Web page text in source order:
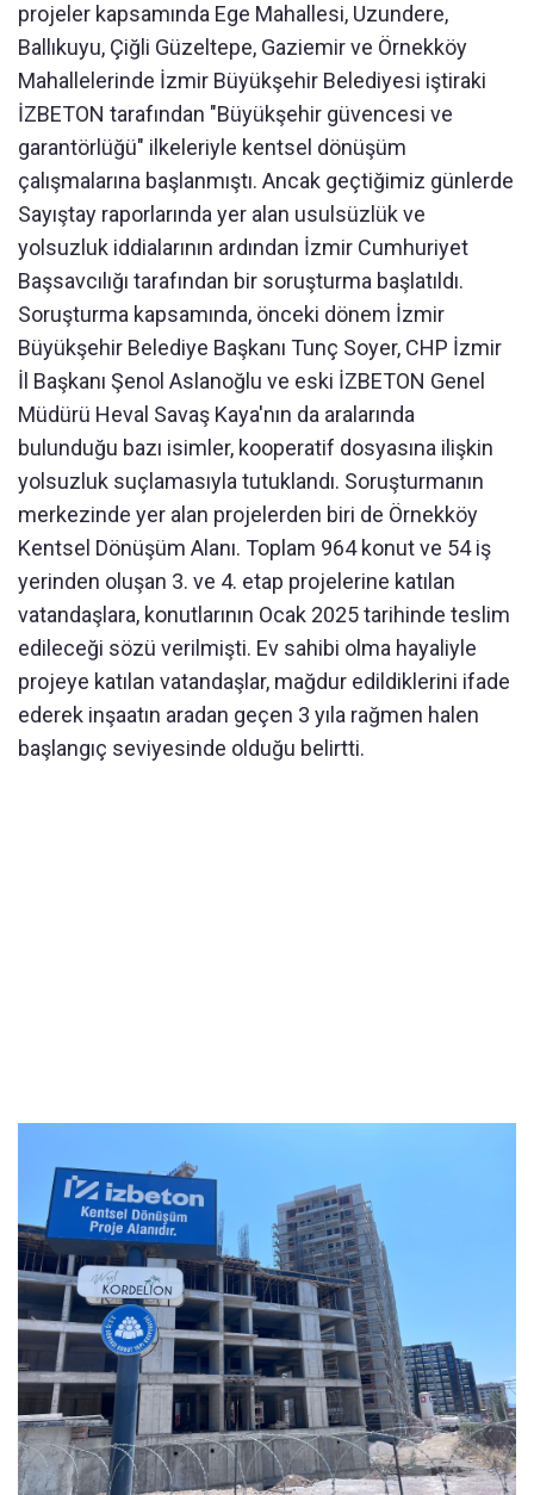
projeler kapsamında Ege Mahallesi, Uzundere,
Ballıkuyu, Çiğli Güzeltepe, Gaziemir ve Örnekköy
Mahallelerinde İzmir Büyükşehir Belediyesi iştiraki
İZBETON tarafından "Büyükşehir güvencesi ve
garantörlüğü" ilkeleriyle kentsel dönüşüm
çalışmalarına başlanmıştı. Ancak geçtiğimiz günlerde
Sayıştay raporlarında yer alan usulsüzlük ve
yolsuzluk iddialarının ardından İzmir Cumhuriyet
Başsavcılığı tarafından bir soruşturma başlatıldı.
Soruşturma kapsamında, önceki dönem İzmir
Büyükşehir Belediye Başkanı Tunç Soyer, CHP İzmir
İl Başkanı Şenol Aslanoğlu ve eski İZBETON Genel
Müdürü Heval Savaş Kaya'nın da aralarında
bulunduğu bazı isimler, kooperatif dosyasına ilişkin
yolsuzluk suçlamasıyla tutuklandı. Soruşturmanın
merkezinde yer alan projelerden biri de Örnekköy
Kentsel Dönüşüm Alanı. Toplam 964 konut ve 54 iş
yerinden oluşan 3. ve 4. etap projelerine katılan
vatandaşlara, konutlarının Ocak 2025 tarihinde teslim
edileceği sözü verilmişti. Ev sahibi olma hayaliyle
projeye katılan vatandaşlar, mağdur edildiklerini ifade
ederek inşaatın aradan geçen 3 yıla rağmen halen
başlangıç seviyesinde olduğu belirtti.